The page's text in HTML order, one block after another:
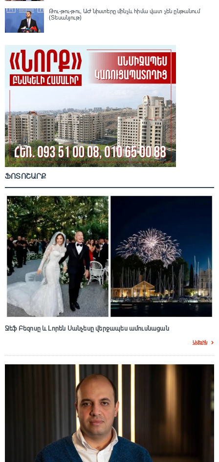
Թու-թու-թու, ԱԺ նիստերը մինչև հիմա վատ չեն ընթանում
(Տեսանյութ)
ՖՈՏՈՇԱՐՔ
Ջեֆ Բեզոսը և Լորեն Սանչեսը վերջապես ամուսնացան
Ավելին